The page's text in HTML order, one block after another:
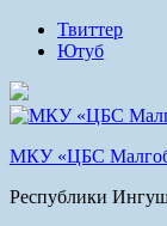
Твиттер
Ютуб
МКУ «ЦБС
Республики